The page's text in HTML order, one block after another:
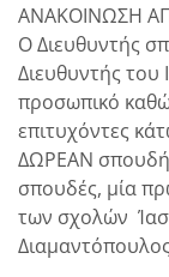
ΑΝΑΚΟΙΝΩΣΗ
Ο Διευθυντής
Διευθυντής του
προσωπικό
επιτυχόντες
ΔΩΡΕΑΝ
σπουδές, μία
των σχολών